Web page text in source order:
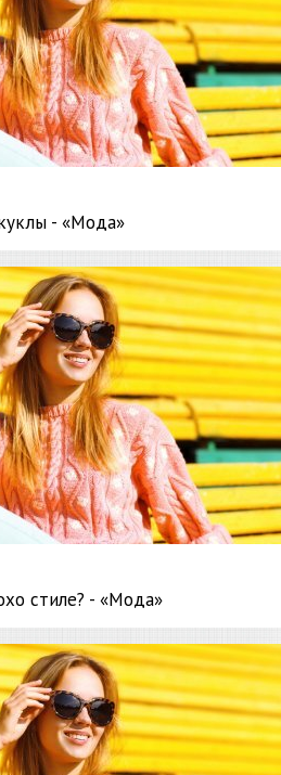
- «Мода»
стиле? - «Мода»